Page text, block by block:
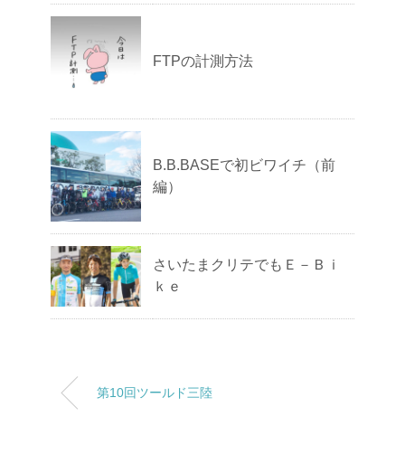
FTPの計測方法
B.B.BASEで初ビワイチ（前
編）
さいたまクリテでもＥ－Ｂｉ
ｋｅ
第10回ツールド三陸